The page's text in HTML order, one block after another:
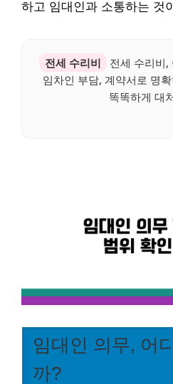
하고 임대인과 소통하는 것
전세 수리비
전세 수리비
임차인 부담, 계약서로 명
똑똑하게 대
임대인 의무, 어
까?